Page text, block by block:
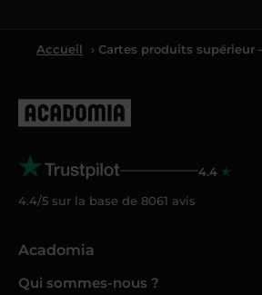
Accueil › Cartes produits supérieur
4.4
4.4/5 sur la base de 8061 avis
Acadomia
Qui sommes-nous ?